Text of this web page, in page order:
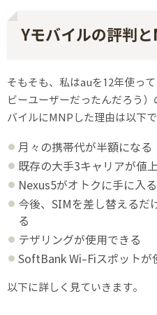
Yモバイルの評判
そもそも、私はauを12年使っ
ビーユーザーだったんだろう
バイルにMNPした理由は以下で
月々の携帯代が半額になる
既存の大手3キャリアが値
Nexus5がオトクに手に入る
今後、SIMを差し替えるだ
る
テザリングが使用できる
SoftBank Wi-Fiスポットが
以下に詳しく見ていきます。